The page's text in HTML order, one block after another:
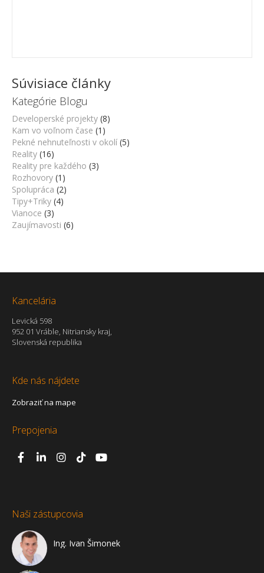
Súvisiace články
Kategórie Blogu
Developerské projekty (8)
Kam vo voľnom čase (1)
Pekné nehnuteľnosti v okolí (5)
Reality (16)
Reality pre každého (3)
Rozhovory (1)
Spolupráca (2)
Tipy+Triky (4)
Vianoce (3)
Zaujímavosti (6)
Kancelária
Levická 598
952 01 Vráble, Nitriansky kraj,
Slovenská republika
Kde nás nájdete
Zobraziť na mape
Prepojenia
Naši zástupcovia
Ing. Ivan Šimonek